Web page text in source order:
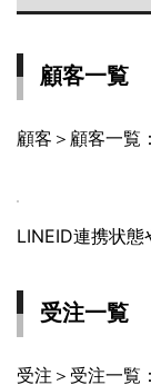
顧客一覧
顧客＞顧客一覧
LINEID連携状態
受注一覧
受注＞受注一覧